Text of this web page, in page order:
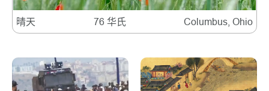
晴天 76 华氏 Columbus, Ohio